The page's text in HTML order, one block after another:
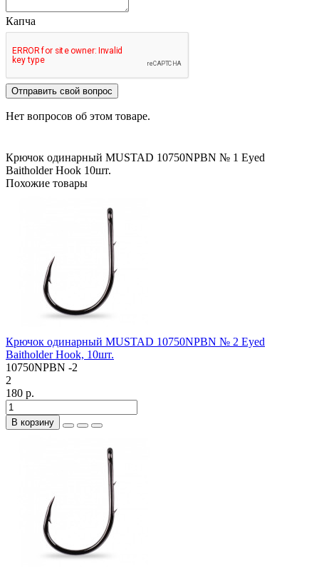
Капча
Отправить свой вопрос
Нет вопросов об этом товаре.
Крючок одинарный MUSTAD 10750NPBN № 1 Eyed
Baitholder Hook 10шт.
Похожие товары
Крючок одинарный MUSTAD 10750NPBN № 2 Eyed
Baitholder Hook, 10шт.
10750NPBN -2
2
180 р.
В корзину